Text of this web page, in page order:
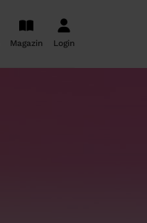
Magazin Login